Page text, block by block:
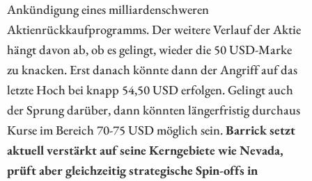
Ankündigung eines milliardenschweren
Aktienrückkaufprogramms. Der weitere Verlauf der Aktie
hängt davon ab, ob es gelingt, wieder die 50 USD-Marke
zu knacken. Erst danach könnte dann der Angriff auf das
letzte Hoch bei knapp 54,50 USD erfolgen. Gelingt auch
der Sprung darüber, dann könnten längerfristig durchaus
Kurse im Bereich 70-75 USD möglich sein.Barrick setzt
aktuell verstärkt auf seine Kerngebiete wie Nevada,
prüft aber gleichzeitig strategische Spin-offs in